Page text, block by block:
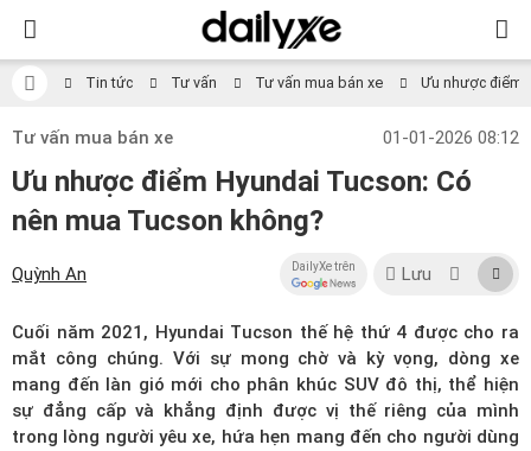
Tin tức Tư vấn Tư vấn mua bán xe Ưu nhược điểm
Tư vấn mua bán xe 01-01-2026 08:12
Ưu nhược điểm Hyundai Tucson: Có
nên mua Tucson không?
Quỳnh An DailyXe trên Lưu
Cuối năm 2021, Hyundai Tucson thế hệ thứ 4 được cho ra
mắt công chúng. Với sự mong chờ và kỳ vọng, dòng xe
mang đến làn gió mới cho phân khúc SUV đô thị, thể hiện
sự đẳng cấp và khẳng định được vị thế riêng của mình
trong lòng người yêu xe, hứa hẹn mang đến cho người dùng